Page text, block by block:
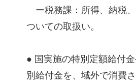
ー税務課：所得、納税
ついての取扱い。
● 国実施の特別定額給付
別給付金を、域外で消費